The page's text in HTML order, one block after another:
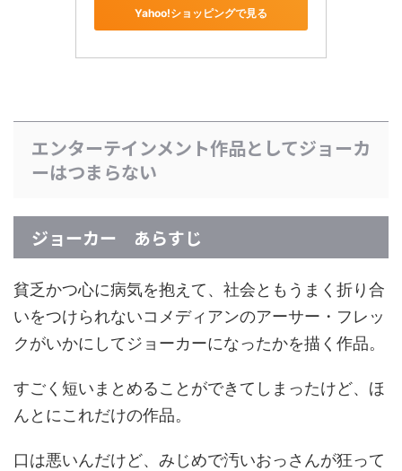
Yahoo!ショッピングで見る
エンターテインメント作品としてジョーカ
ーはつまらない
ジョーカー あらすじ
貧乏かつ心に病気を抱えて、社会ともうまく折り合
いをつけられないコメディアンのアーサー・フレッ
クがいかにしてジョーカーになったかを描く作品。
すごく短いまとめることができてしまったけど、ほ
んとにこれだけの作品。
口は悪いんだけど、みじめで汚いおっさんが狂って